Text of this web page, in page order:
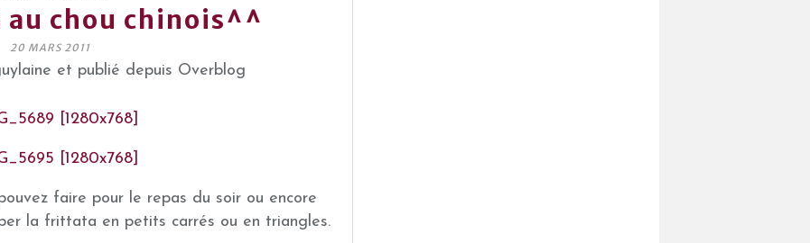
chou chinois^^
20 MARS 2011
et publié depuis Overblog
faire pour le repas du soir ou encore
la frittata en petits carrés ou en triangles.